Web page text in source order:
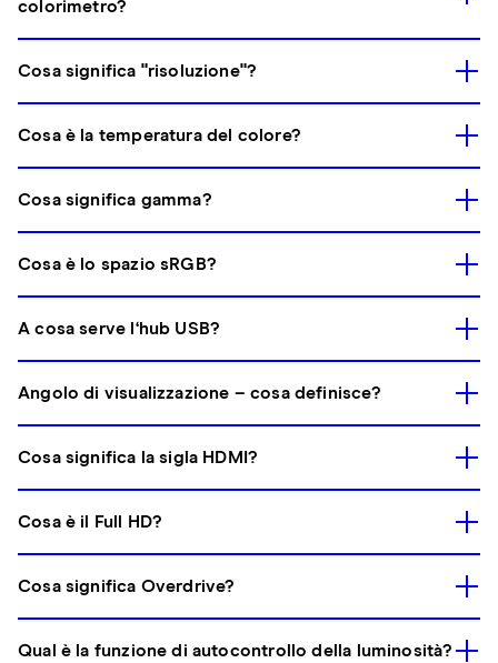
colorimetro?
Cosa significa "risoluzione"?
Cosa è la temperatura del colore?
Cosa significa gamma?
Cosa è lo spazio sRGB?
A cosa serve l‘hub USB?
Angolo di visualizzazione – cosa definisce?
Cosa significa la sigla HDMI?
Cosa è il Full HD?
Cosa significa Overdrive?
Qual è la funzione di autocontrollo della luminosità?